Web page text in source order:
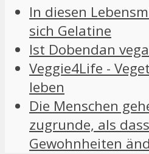
In diesen
sich Gelatine
Ist Dobendan
Veggie4Life -
leben
Die Menschen
zugrunde, als
Gewohnheiten